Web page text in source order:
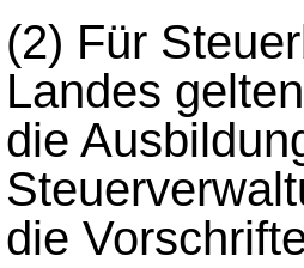
(2) Für
Landes
die
die